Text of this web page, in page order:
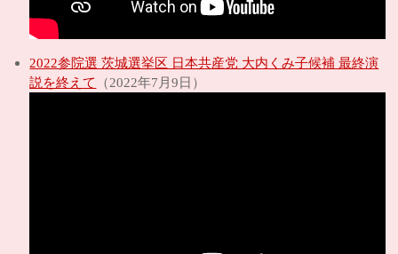
2022参院選 茨城選挙区 日本共産党 大内くみ子候補 最終演
説を終えて
（2022年7月9日）